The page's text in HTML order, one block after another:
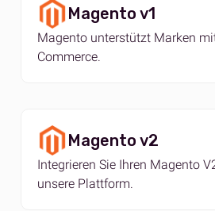
Magento v1
Magento unterstützt Marken
Commerce.
Magento v2
Integrieren Sie Ihren Magento
unsere Plattform.